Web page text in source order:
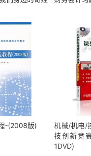
-(2008版)
机械/机电/
技创新竞
1DVD)